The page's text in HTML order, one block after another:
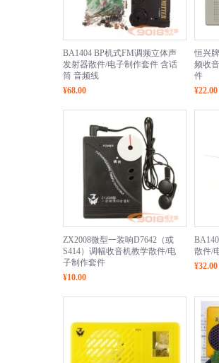
BA1404 BP机式FM调频立体声
发射器散件/电子制作套件 含话
筒 音频线
¥68.00
恒兴
频收
件
¥22.00
ZX2008微型一装响D7642（或
S414）调幅收音机教学散件/电
子制作套件
¥10.00
散件/
¥32.00